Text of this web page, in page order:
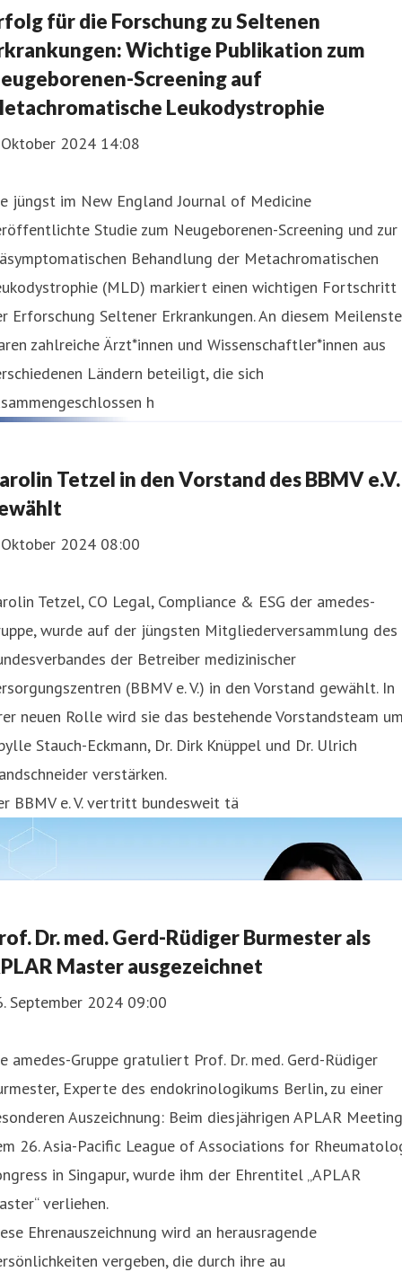
für die Forschung zu Seltenen
Wichtige Publikation zum
Screening auf
Leukodystrophie
2024 14:08
jüngst im New England Journal of Medicine
Studie zum Neugeborenen-Screening und zur
Behandlung der Metachromatischen
(MLD) markiert einen wichtigen Fortschritt
Erforschung Seltener Erkrankungen. An diesem
zahlreiche Ärzt*innen und Wissenschaftler*innen aus
Ländern beteiligt, die sich
h
Tetzel in den Vorstand des BBMV e.V.
2024 08:00
Tetzel, CO Legal, Compliance & ESG der amedes-
wurde auf der jüngsten Mitgliederversammlung des
der Betreiber medizinischer
(BBMV e. V.) in den Vorstand gewählt. In
neuen Rolle wird sie das bestehende Vorstandsteam
Stauch-Eckmann, Dr. Dirk Knüppel und Dr. Ulrich
verstärken.
BBMV e. V. vertritt bundesweit tä
Dr. med. Gerd-Rüdiger Burmester als
Master ausgezeichnet
September 2024 09:00
amedes-Gruppe gratuliert Prof. Dr. med. Gerd-Rüdiger
Experte des endokrinologikums Berlin, zu einer
Auszeichnung: Beim diesjährigen APLAR
26. Asia-Pacific League of Associations for
in Singapur, wurde ihm der Ehrentitel „APLAR
verliehen.
Ehrenauszeichnung wird an herausragende
vergeben, die durch ihre au